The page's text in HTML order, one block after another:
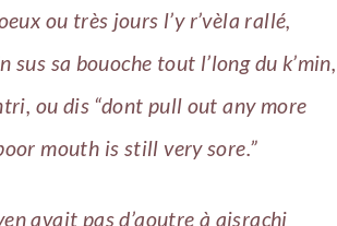
ou très jours l’y r’vèla rallé,
sus sa bouoche tout l’long du k’min,
ou dis “dont pull out any more
mouth is still very sore.”
avait pas d’aoutre à aisrachi